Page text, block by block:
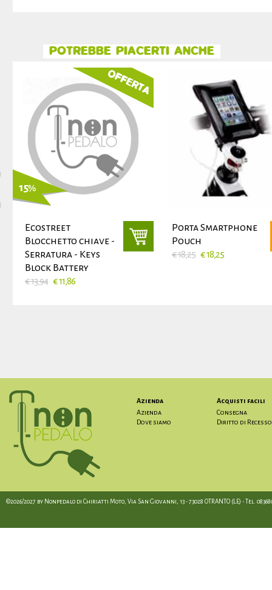
POTREBBE PIACERTI ANCHE
15%
Ecostreet
Blocchetto chiave -
Serratura - Keys
Block Battery
€ 13,94 € 11,86
Porta Smartphone
Pouch
€ 18,25 € 18,25
Azienda
Azienda
Dove siamo
Acquisti facili
Consegna
Diritto di Recesso
©2026/2027 by Nonpedalo di Chiriatti Moto, Via San Giovanni, 13 - 73028 OTRANTO (LE) - Tel.